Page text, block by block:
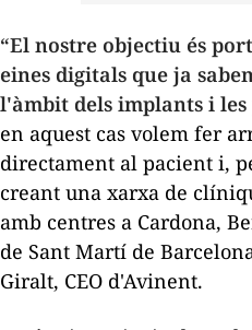
“El nostre objectiu és
eines digitals que ja
l'àmbit dels implants i les
en aquest cas volem fer
directament al pacient i,
creant una xarxa de
amb centres a Cardona,
de Sant Martí de
Giralt, CEO d'Avinent.